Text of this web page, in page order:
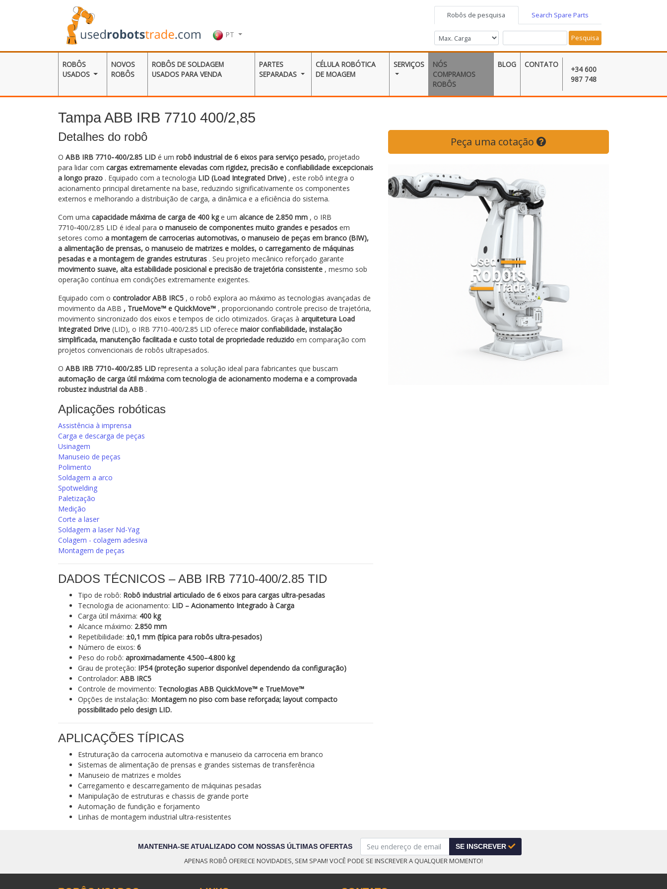
PT
Robôs de pesquisa Search Spare Parts
Pesquisa
ROBÔS
USADOS
NOVOS
ROBÔS
ROBÔS DE SOLDAGEM
USADOS ​​PARA VENDA
PARTES
SEPARADAS
CÉLULA ROBÓTICA
DE MOAGEM
SERVIÇOS
NÓS
COMPRAMOS
ROBÔS
BLOG CONTATO
+34 600
987 748
Tampa ABB IRB 7710 400/2,85
Detalhes do robô
O ABB IRB 7710‑400/2.85 LID é um robô industrial de 6 eixos para serviço pesado, projetado
para lidar com cargas extremamente elevadas com rigidez, precisão e confiabilidade excepcionais
a longo prazo . Equipado com a tecnologia LID (Load Integrated Drive) , este robô integra o
acionamento principal diretamente na base, reduzindo significativamente os componentes
externos e melhorando a distribuição de carga, a dinâmica e a eficiência do sistema.
Com uma capacidade máxima de carga de 400 kge um alcance de 2.850 mm , o IRB
7710‑400/2.85 LID é ideal para o manuseio de componentes muito grandes e pesados em
setores como a montagem de carrocerias automotivas, o manuseio de peças em branco (BIW),
a alimentação de prensas, o manuseio de matrizes e moldes, o carregamento de máquinas
pesadas e a montagem de grandes estruturas . Seu projeto mecânico reforçado garante
movimento suave, alta estabilidade posicional e precisão de trajetória consistente , mesmo sob
operação contínua em condições extremamente exigentes.
Equipado com o controlador ABB IRC5 , o robô explora ao máximo as tecnologias avançadas de
movimento da ABB , TrueMove™ e QuickMove™ , proporcionando controle preciso de trajetória,
movimento sincronizado dos eixos e tempos de ciclo otimizados. Graças à arquitetura Load
Integrated Drive (LID), o IRB 7710-400/2.85 LID oferece maior confiabilidade, instalação
simplificada, manutenção facilitada e custo total de propriedade reduzido em comparação com
projetos convencionais de robôs ultrapesados.
O ABB IRB 7710‑400/2.85 LID representa a solução ideal para fabricantes que buscam
automação de carga útil máxima com tecnologia de acionamento moderna e a comprovada
robustez industrial da ABB .
Aplicações robóticas
Assistência à imprensa
Carga e descarga de peças
Usinagem
Manuseio de peças
Polimento
Soldagem a arco
Spotwelding
Paletização
Medição
Corte a laser
Soldagem a laser Nd-Yag
Colagem - colagem adesiva
Montagem de peças
DADOS TÉCNICOS – ABB IRB 7710‑400/2.85 TID
Tipo de robô: Robô industrial articulado de 6 eixos para cargas ultra-pesadas
Tecnologia de acionamento: LID – Acionamento Integrado à Carga
Carga útil máxima: 400 kg
Alcance máximo: 2.850 mm
Repetibilidade: ±0,1 mm (típica para robôs ultra-pesados)
Número de eixos: 6
Peso do robô: aproximadamente 4.500–4.800 kg
Grau de proteção: IP54 (proteção superior disponível dependendo da configuração)
Controlador: ABB IRC5
Controle de movimento: Tecnologias ABB QuickMove™ e TrueMove™
Opções de instalação: Montagem no piso com base reforçada; layout compacto
possibilitado pelo design LID.
APLICAÇÕES TÍPICAS
Estruturação da carroceria automotiva e manuseio da carroceria em branco
Sistemas de alimentação de prensas e grandes sistemas de transferência
Manuseio de matrizes e moldes
Carregamento e descarregamento de máquinas pesadas
Manipulação de estruturas e chassis de grande porte
Automação de fundição e forjamento
Linhas de montagem industrial ultra-resistentes
Peça uma cotação
MANTENHA-SE ATUALIZADO COM NOSSAS ÚLTIMAS OFERTAS SE INSCREVER
APENAS ROBÔ OFERECE NOVIDADES, SEM SPAM! VOCÊ PODE SE INSCREVER A QUALQUER MOMENTO!